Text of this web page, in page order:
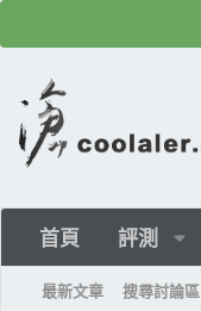
首頁 評測
最新文章 搜尋討論區